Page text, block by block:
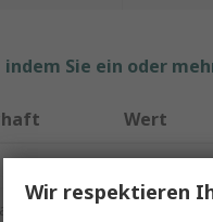
Sie ein oder
Wert
Wir respektieren